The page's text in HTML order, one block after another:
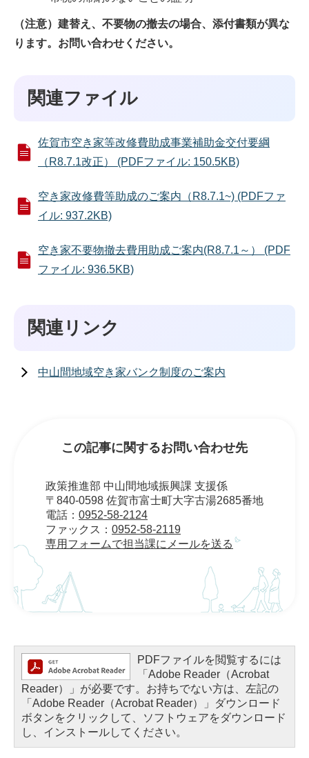
（注意）建替え、不要物の撤去の場合、添付書類が異な
ります。お問い合わせください。
関連ファイル
佐賀市空き家等改修費助成事業補助金交付要綱
（R8.7.1改正） (PDFファイル: 150.5KB)
空き家改修費等助成のご案内（R8.7.1~) (PDFファ
イル: 937.2KB)
空き家不要物撤去費用助成ご案内(R8.7.1～） (PDF
ファイル: 936.5KB)
関連リンク
中山間地域空き家バンク制度のご案内
この記事に関するお問い合わせ先
政策推進部 中山間地域振興課 支援係
〒840-0598 佐賀市富士町大字古湯2685番地
電話： 0952-58-2124
ファックス： 0952-58-2119
専用フォームで担当課にメールを送る
PDFファイルを閲覧するには
「Adobe Reader（Acrobat
Reader）」が必要です。お持ちでない方は、左記の
「Adobe Reader（Acrobat Reader）」ダウンロード
ボタンをクリックして、ソフトウェアをダウンロード
し、インストールしてください。